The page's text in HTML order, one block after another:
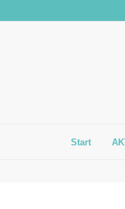
Start